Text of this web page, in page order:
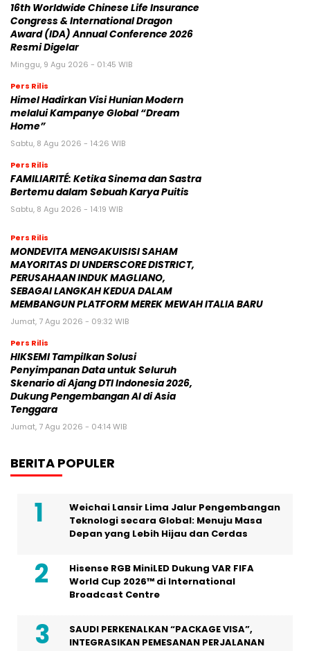
16th Worldwide Chinese Life Insurance
Congress & International Dragon
Award (IDA) Annual Conference 2026
Resmi Digelar
Minggu, 9 Agu 2026 - 01:45 WIB
Pers Rilis
Himel Hadirkan Visi Hunian Modern
melalui Kampanye Global “Dream
Home”
Sabtu, 8 Agu 2026 - 14:26 WIB
Pers Rilis
FAMILIARITÉ: Ketika Sinema dan Sastra
Bertemu dalam Sebuah Karya Puitis
Sabtu, 8 Agu 2026 - 14:19 WIB
Pers Rilis
MONDEVITA MENGAKUISISI SAHAM
MAYORITAS DI UNDERSCORE DISTRICT,
PERUSAHAAN INDUK MAGLIANO,
SEBAGAI LANGKAH KEDUA DALAM
MEMBANGUN PLATFORM MEREK MEWAH ITALIA BARU
Jumat, 7 Agu 2026 - 09:32 WIB
Pers Rilis
HIKSEMI Tampilkan Solusi
Penyimpanan Data untuk Seluruh
Skenario di Ajang DTI Indonesia 2026,
Dukung Pengembangan AI di Asia
Tenggara
Jumat, 7 Agu 2026 - 04:14 WIB
BERITA POPULER
Weichai Lansir Lima Jalur Pengembangan
Teknologi secara Global: Menuju Masa
Depan yang Lebih Hijau dan Cerdas
Hisense RGB MiniLED Dukung VAR FIFA
World Cup 2026™ di International
Broadcast Centre
SAUDI PERKENALKAN “PACKAGE VISA”,
INTEGRASIKAN PEMESANAN PERJALANAN